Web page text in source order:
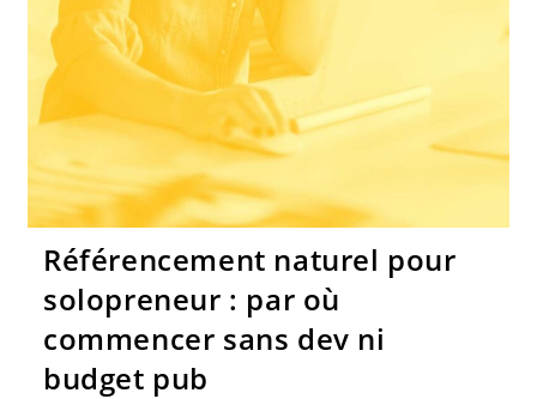
Référencement naturel pour
solopreneur : par où
commencer sans dev ni
budget pub